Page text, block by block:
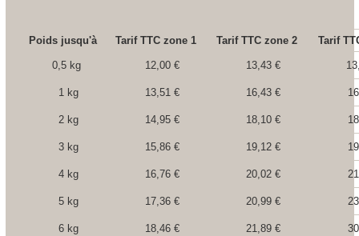
Poids jusqu'à Tarif TTC zone 1 Tarif TTC zone 2 Tarif
0,5 kg 12,00 € 13,43 €
1 kg 13,51 € 16,43 €
2 kg 14,95 € 18,10 €
3 kg 15,86 € 19,12 €
4 kg 16,76 € 20,02 €
5 kg 17,36 € 20,99 €
6 kg 18,46 € 21,89 €